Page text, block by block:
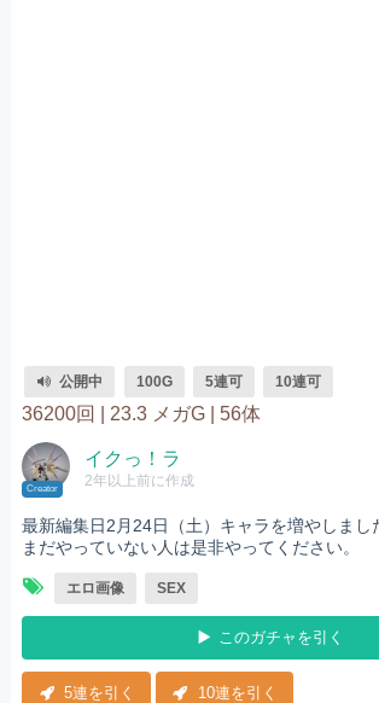
公開中 100G 5連可 10連可
36200回 | 23.3 メガG | 56体
Creator
イクっ！ラ
2年以上前に作成
最新編集日2月24日（土）キャラを増やしまし
まだやっていない人は是非やってください。
エロ画像 SEX
このガチャを引く
5連を引く 10連を引く